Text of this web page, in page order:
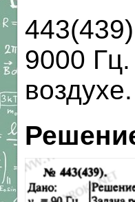
9000
воздухе.